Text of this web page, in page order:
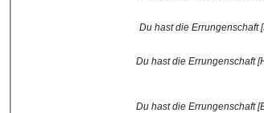
Du hast die Errungenschaft
Du hast die Errungenschaft
Du hast die Errungenschaft